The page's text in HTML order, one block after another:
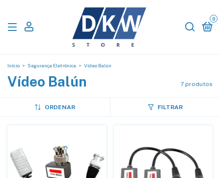
0
Início > Segurança Eletrônica > Vídeo Balún
Vídeo Balún 7 produtos
ORDENAR FILTRAR